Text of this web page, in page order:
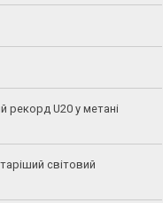
рекорд U20 у метані
світовий